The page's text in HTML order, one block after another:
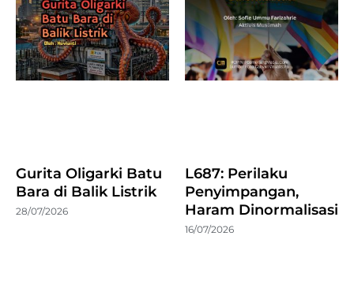
Gurita Oligarki Batu
Bara di Balik Listrik
28/07/2026
L687: Perilaku
Penyimpangan,
Haram Dinormalisasi
16/07/2026